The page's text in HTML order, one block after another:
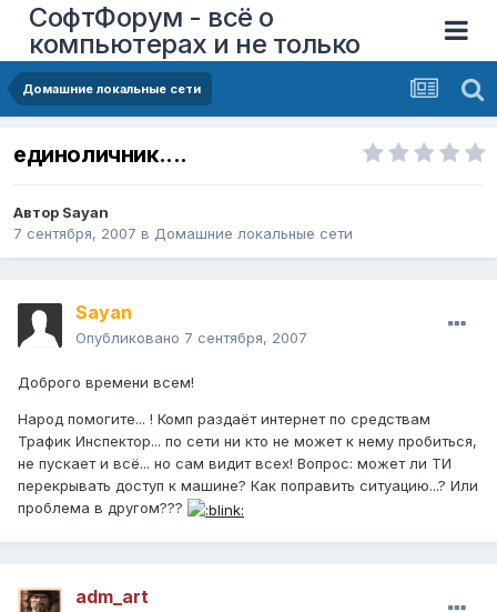
СофтФорум - всё о
компьютерах и не только
Домашние локальные сети
единоличник....
Автор Sayan
7 сентября, 2007 в Домашние локальные сети
Sayan
Опубликовано 7 сентября, 2007
Доброго времени всем!
Народ помогите... ! Комп раздаёт интернет по средствам
Трафик Инспектор... по сети ни кто не может к нему пробиться,
не пускает и всё... но сам видит всех! Вопрос: может ли ТИ
перекрывать доступ к машине? Как поправить ситуацию...? Или
проблема в другом???
adm_art